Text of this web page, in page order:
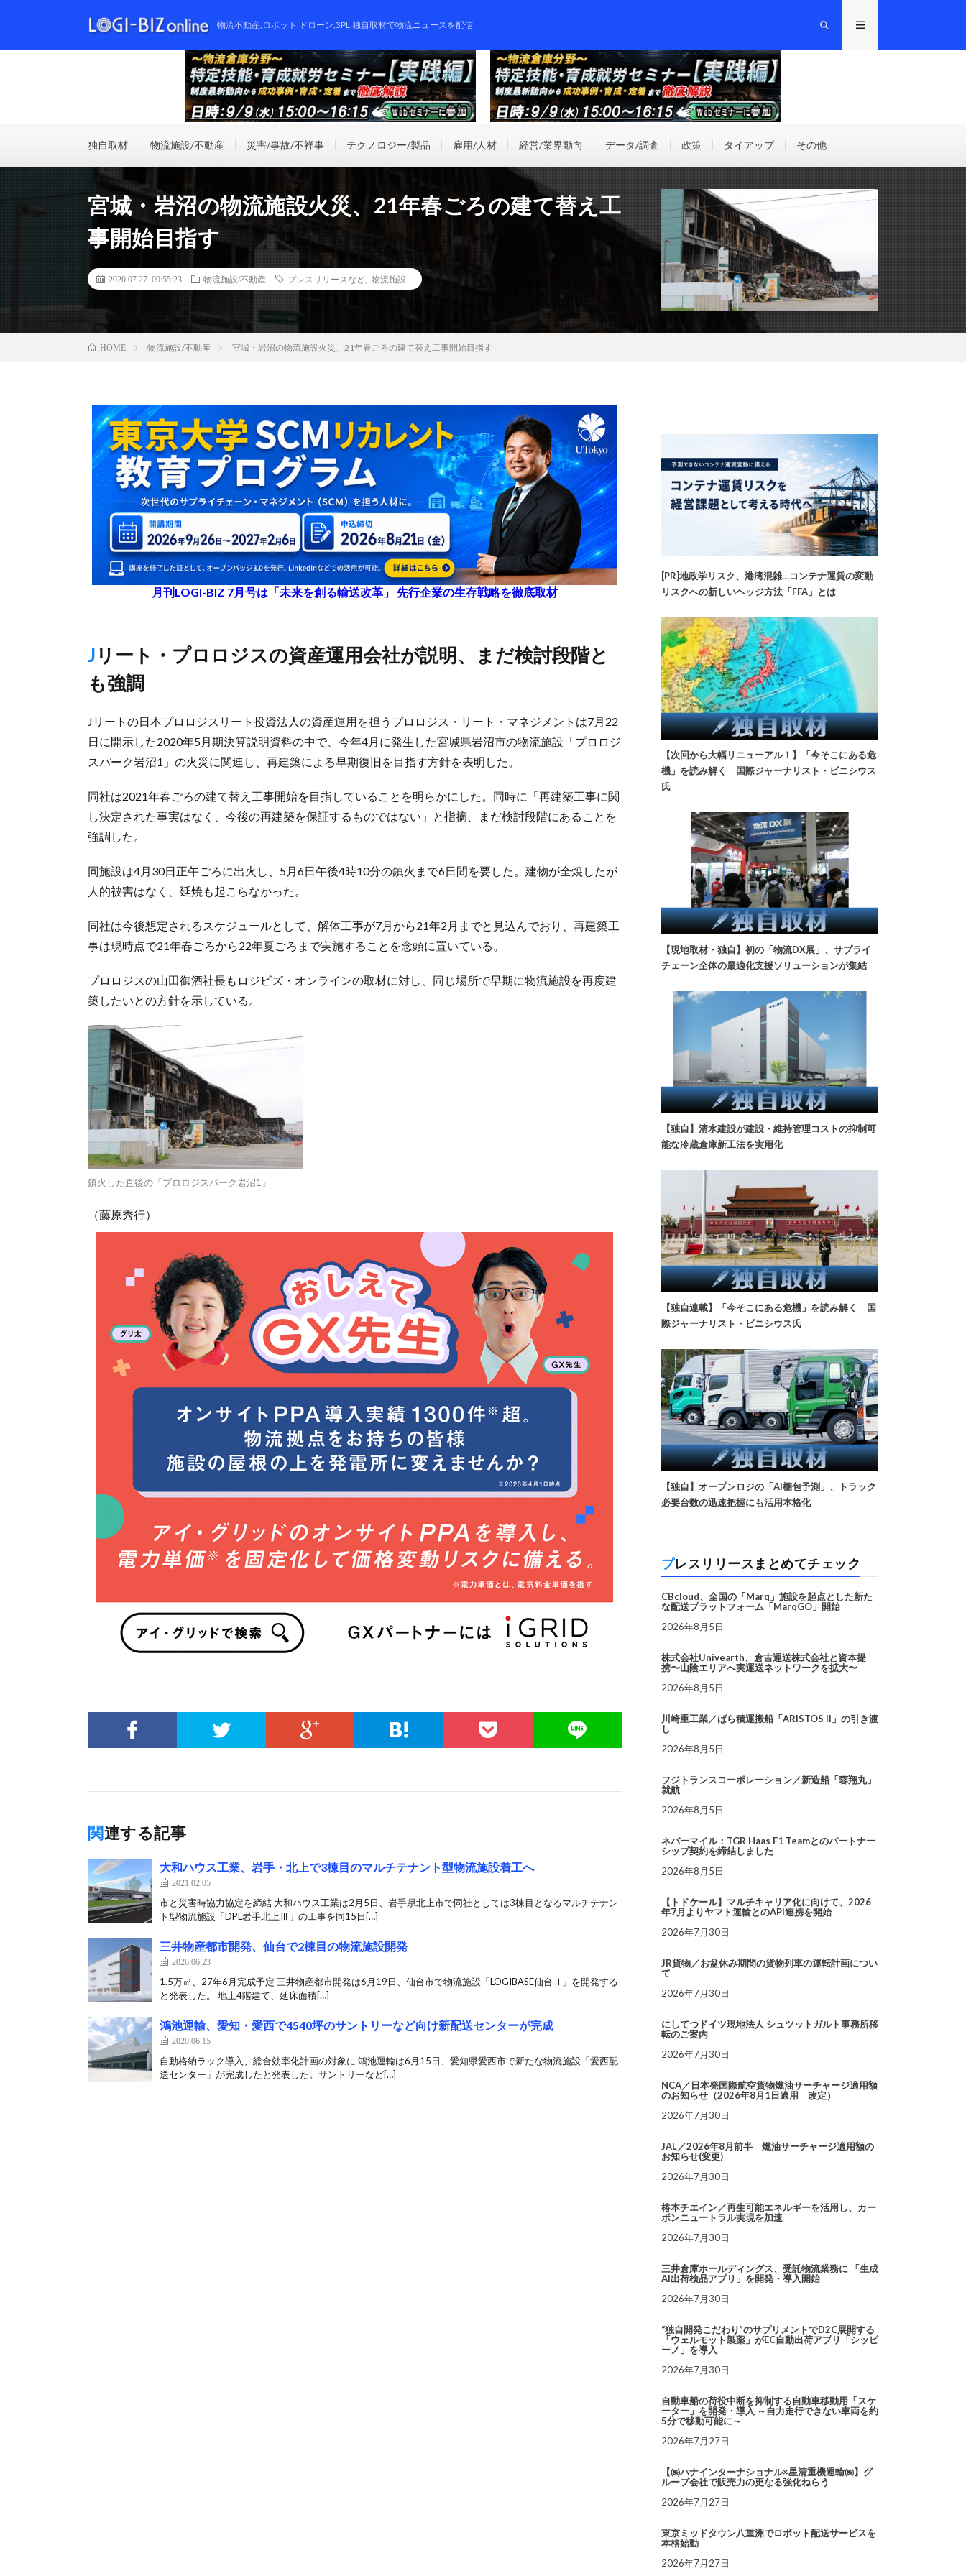
物流不動産,ロボット,ドローン,3PL,独自取材で物流ニュースを配信
独自取材 物流施設/不動産 災害/事故/不祥事 テクノロジー/製品 雇用/人材 経営/業界動向 データ/調査 政策 タイアップ その他
宮城・岩沼の物流施設火災、21年春ごろの建て替え工
事開始目指す
2020.07.27 09:55:23 物流施設/不動産 プレスリリースなど 物流施設
HOME 物流施設/不動産 宮城・岩沼の物流施設火災、21年春ごろの建て替え工事開始目指す
月刊LOGI-BIZ 7月号は「未来を創る輸送改革」 先行企業の生存戦略を徹底取材
Jリート・プロロジスの資産運用会社が説明、まだ検討段階と
も強調
Jリートの日本プロロジスリート投資法人の資産運用を担うプロロジス・リート・マネジメントは7月22
日に開示した2020年5月期決算説明資料の中で、今年4月に発生した宮城県岩沼市の物流施設「プロロジ
スパーク岩沼1」の火災に関連し、再建築による早期復旧を目指す方針を表明した。
同社は2021年春ごろの建て替え工事開始を目指していることを明らかにした。同時に「再建築工事に関
し決定された事実はなく、今後の再建築を保証するものではない」と指摘、まだ検討段階にあることを
強調した。
同施設は4月30日正午ごろに出火し、5月6日午後4時10分の鎮火まで6日間を要した。建物が全焼したが
人的被害はなく、延焼も起こらなかった。
同社は今後想定されるスケジュールとして、解体工事が7月から21年2月までと見込んでおり、再建築工
事は現時点で21年春ごろから22年夏ごろまで実施することを念頭に置いている。
プロロジスの山田御酒社長もロジビズ・オンラインの取材に対し、同じ場所で早期に物流施設を再度建
築したいとの方針を示している。
鎮火した直後の「プロロジスパーク岩沼1」
（藤原秀行）
関連する記事
大和ハウス工業、岩手・北上で3棟目のマルチテナント型物流施設着工へ
2021.02.05
市と災害時協力協定を締結 大和ハウス工業は2月5日、岩手県北上市で同社としては3棟目となるマルチテナン
ト型物流施設「DPL岩手北上Ⅲ」の工事を同15日[…]
三井物産都市開発、仙台で2棟目の物流施設開発
2026.06.23
1.5万㎡、27年6月完成予定 三井物産都市開発は6月19日、仙台市で物流施設「LOGIBASE仙台Ⅱ」を開発する
と発表した。 地上4階建て、延床面積[…]
鴻池運輸、愛知・愛西で4540坪のサントリーなど向け新配送センターが完成
2020.06.15
自動格納ラック導入、総合効率化計画の対象に 鴻池運輸は6月15日、愛知県愛西市で新たな物流施設「愛西配
送センター」が完成したと発表した。サントリーなど[…]
[PR]地政学リスク、港湾混雑…コンテナ運賃の変動
リスクへの新しいヘッジ方法「FFA」とは
【次回から大幅リニューアル！】「今そこにある危
機」を読み解く 国際ジャーナリスト・ビニシウス
氏
【現地取材・独自】初の「物流DX展」、サプライ
チェーン全体の最適化支援ソリューションが集結
【独自】清水建設が建設・維持管理コストの抑制可
能な冷蔵倉庫新工法を実用化
【独自連載】「今そこにある危機」を読み解く 国
際ジャーナリスト・ビニシウス氏
【独自】オープンロジの「AI梱包予測」、トラック
必要台数の迅速把握にも活用本格化
プレスリリースまとめてチェック
CBcloud、全国の「Marq」施設を起点とした新た
な配送プラットフォーム「MarqGO」開始
2026年8月5日
株式会社Univearth、倉吉運送株式会社と資本提
携〜山陰エリアへ実運送ネットワークを拡大〜
2026年8月5日
川崎重工業／ばら積運搬船「ARISTOS II」の引き渡
し
2026年8月5日
フジトランスコーポレーション／新造船「蓉翔丸」
就航
2026年8月5日
ネバーマイル：TGR Haas F1 Teamとのパートナー
シップ契約を締結しました
2026年8月5日
【トドケール】マルチキャリア化に向けて、2026
年7月よりヤマト運輸とのAPI連携を開始
2026年7月30日
JR貨物／お盆休み期間の貨物列車の運転計画につい
て
2026年7月30日
にしてつドイツ現地法人 シュツットガルト事務所移
転のご案内
2026年7月30日
NCA／日本発国際航空貨物燃油サーチャージ適用額
のお知らせ（2026年8月1日適用 改定）
2026年7月30日
JAL／2026年8月前半 燃油サーチャージ適用額の
お知らせ(変更)
2026年7月30日
椿本チエイン／再生可能エネルギーを活用し、カー
ボンニュートラル実現を加速
2026年7月30日
三井倉庫ホールディングス、受託物流業務に 「生成
AI出荷検品アプリ」を開発・導入開始
2026年7月30日
“独自開発こだわり”のサプリメントでD2C展開する
「ウェルモット製薬」がEC自動出荷アプリ「シッピ
ーノ」を導入
2026年7月30日
自動車船の荷役中断を抑制する自動車移動用「スケ
ーター」を開発・導入 ～自力走行できない車両を約
5分で移動可能に～
2026年7月27日
【㈱ハナインターナショナル×星清重機運輸㈱】グ
ループ会社で販売力の更なる強化ねらう
2026年7月27日
東京ミッドタウン八重洲でロボット配送サービスを
本格始動
2026年7月27日